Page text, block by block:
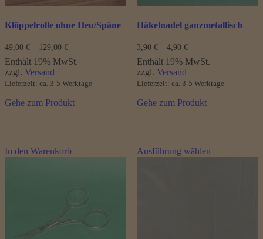
werden
Klöppelrolle ohne Heu/Späne
49,00 € – 129,00 €Preisspanne:
49,00 €
bis
Enthält 19% MwSt.
zzgl. Versand
Lieferzeit: ca. 3-5 Werktage
Gehe zum Produkt
werden
Häkelnadel ganzmetallisch
3,90 € – 4,90 €Preisspanne:
3,90 €
bis
Enthält 19% MwSt.
zzgl. Versand
Lieferzeit: ca. 3-5 Werktage
Gehe zum Produkt
In den Warenkorb Ausführung wählenProdukt